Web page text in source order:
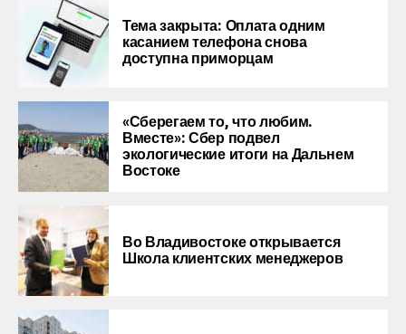
Тема закрыта: Оплата одним
касанием телефона снова
доступна приморцам
«Сберегаем то, что любим.
Вместе»: Сбер подвел
экологические итоги на Дальнем
Востоке
Во Владивостоке открывается
Школа клиентских менеджеров